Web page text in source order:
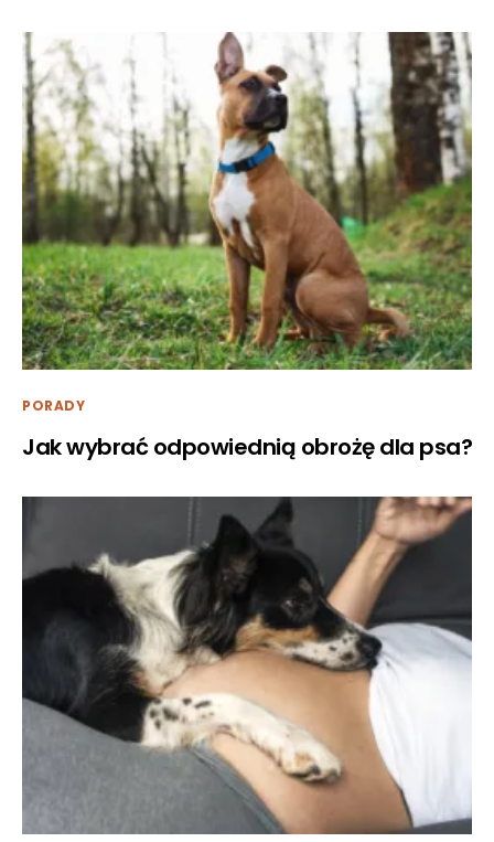
PORADY
Jak wybrać odpowiednią obrożę dla psa?